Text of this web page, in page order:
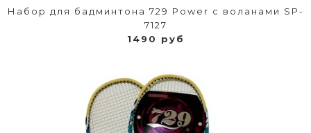
Набор для бадминтона 729 Power с воланами SP-
7127
1490 руб